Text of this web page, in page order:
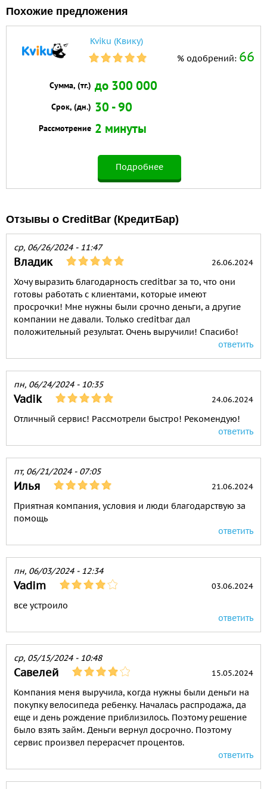
Похожие предложения
Kviku (Квику)
% одобрений: 66
Сумма, (тг.) до 300 000
Срок, (дн.) 30 - 90
Рассмотрение 2 минуты
Подробнее
Отзывы о CreditBar (КредитБар)
ср, 06/26/2024 - 11:47
Владик 26.06.2024
Хочу выразить благодарность creditbar за то, что они
готовы работать с клиентами, которые имеют
просрочки! Мне нужны были срочно деньги, а другие
компании не давали. Только creditbar дал
положительный результат. Очень выручили! Спасибо!
ответить
пн, 06/24/2024 - 10:35
Vadik 24.06.2024
Отличный сервис! Рассмотрели быстро! Рекомендую!
ответить
пт, 06/21/2024 - 07:05
Илья 21.06.2024
Приятная компания, условия и люди благодарствую за
помощь
ответить
пн, 06/03/2024 - 12:34
Vadim 03.06.2024
все устроило
ответить
ср, 05/15/2024 - 10:48
Савелей 15.05.2024
Компания меня выручила, когда нужны были деньги на
покупку велосипеда ребенку. Началась распродажа, да
еще и день рождение приблизилось. Поэтому решение
было взять займ. Деньги вернул досрочно. Поэтому
сервис произвел перерасчет процентов.
ответить